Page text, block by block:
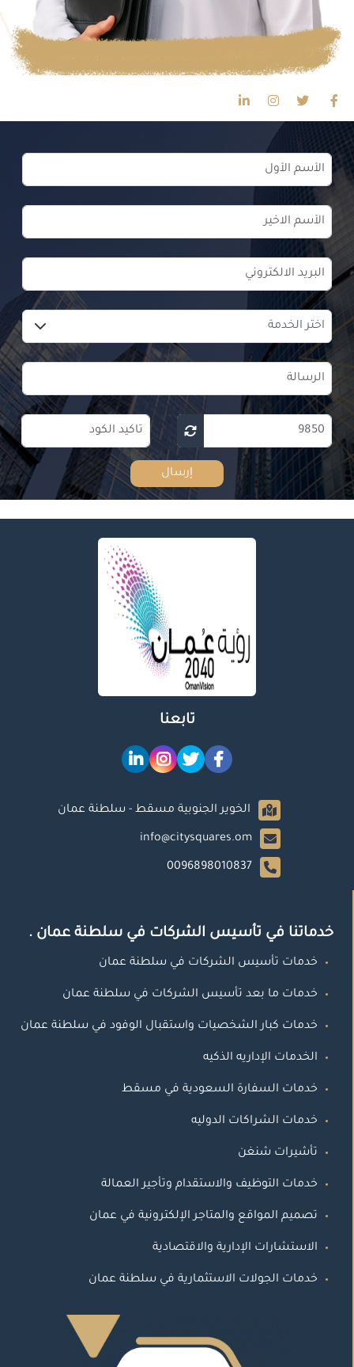
إرسال
تابعنا
الخوير الجنوبية مسقط - سلطنة عمان
info@citysquares.om
0096898010837
خدماتنا في تأسيس الشركات في سلطنة عمان .
خدمات تأسيس الشركات في سلطنة عمان
خدمات ما بعد تأسيس الشركات في سلطنة عمان
خدمات كبار الشخصيات واستقبال الوفود في سلطنة عمان
الخدمات الإداريه الذكيه
خدمات السفارة السعودية في مسقط
خدمات الشراكات الدوليه
تأشيرات شنغن
خدمات التوظيف والاستقدام وتأجير العمالة
تصميم المواقع والمتاجر الإلكترونية في عمان
الاستشارات الإدارية والاقتصادية
خدمات الجولات الاستثمارية في سلطنة عمان